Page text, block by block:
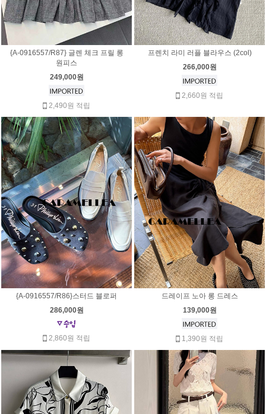
{A-0916557/R87} 글렌 체크 프릴 롱
원피스
249,000원
2,490원 적립
프렌치 라미 러플 블라우스 (2col)
266,000원
2,660원 적립
{A-0916557/R86}스터드 블로퍼
286,000원
2,860원 적립
드레이프 노아 롱 드레스
139,000원
1,390원 적립